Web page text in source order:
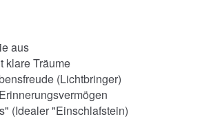
aus
klare Träume
(Lichtbringer)
(Idealer "Einschlafstein)